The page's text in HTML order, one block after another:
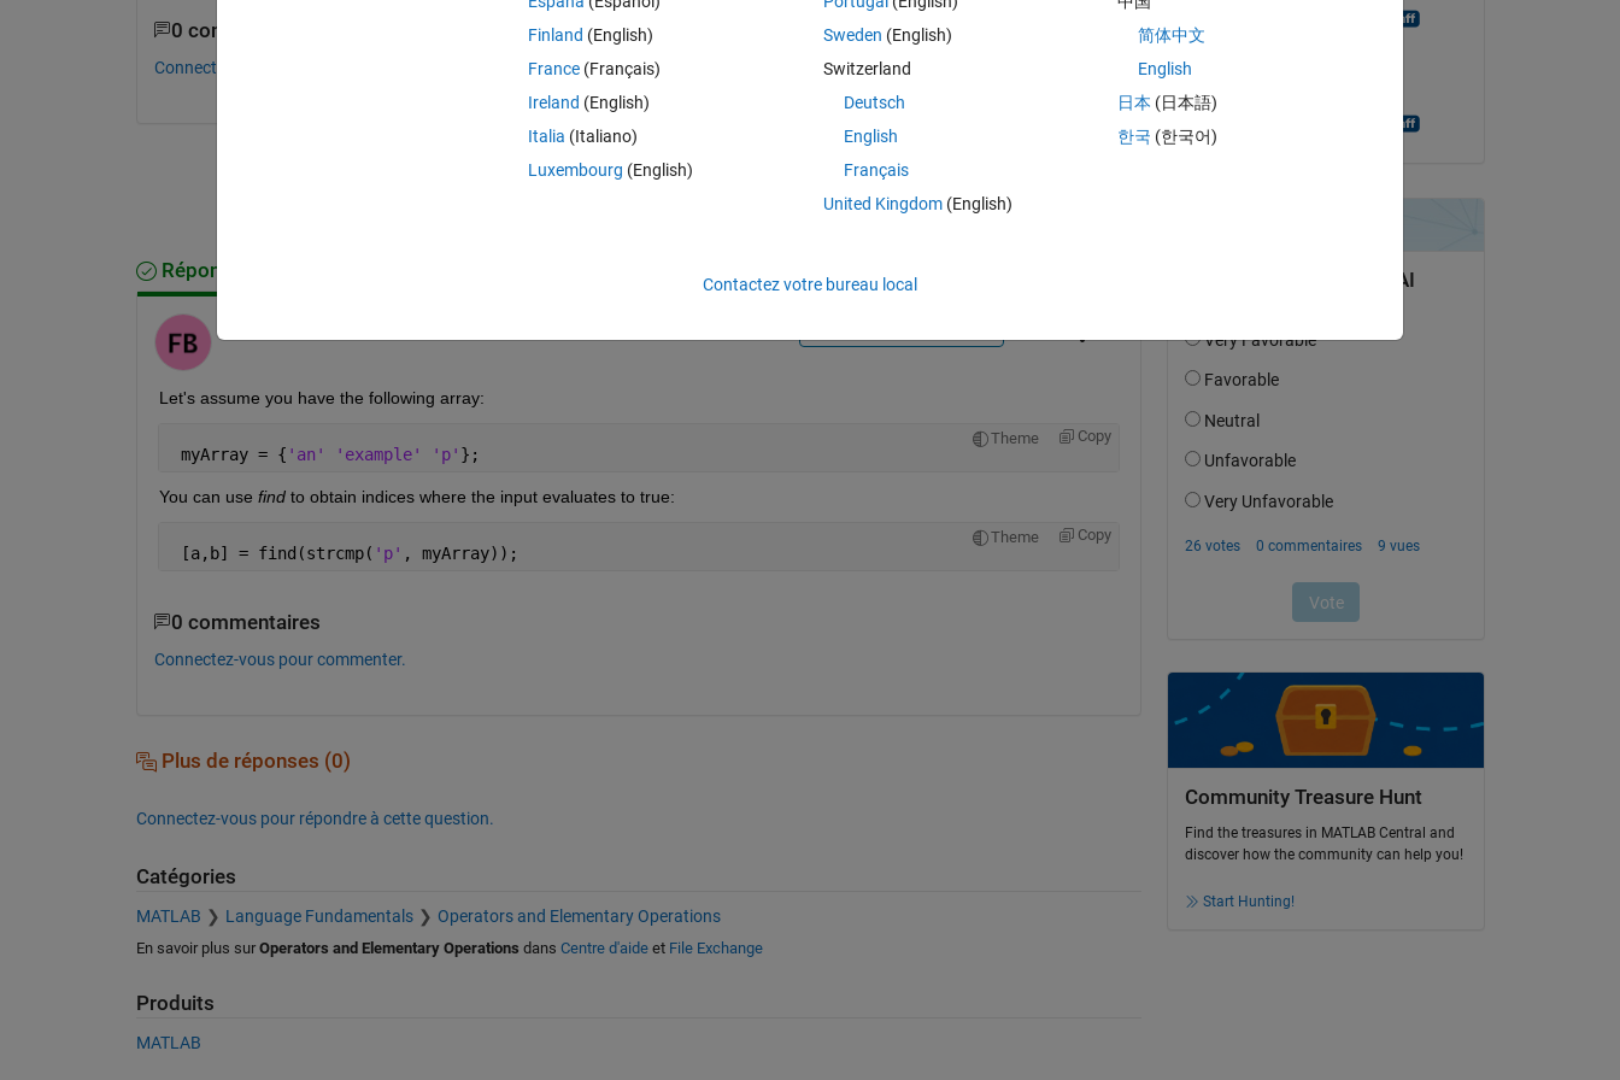
0 commentaires
Connectez-vous pour commenter.
Connectez-vous pour répondre à cette question.
PartagerConnectez-vous pour suivre l’activité
Réponse acceptée
Let's assume you have the following array:
Theme Copy
myArray = { 'an' 'example' 'p' };
You can use find to obtain indices where the input evaluates to true:
Theme Copy
[a,b] = find(strcmp( 'p' , myArray));
0 commentaires
Connectez-vous pour commenter.
Plus de réponses (0)
Connectez-vous pour répondre à cette question.
Catégories
MATLAB Language Fundamentals Operators and Elementary Operations
En savoir plus sur Operators and Elementary Operations dans Centre d'aideet File Exchange
Produits
MATLAB
le 2 Nov 2018
Acceptée :
Community Treasure Hunt
Find the treasures in MATLAB Central and
discover how the community can help you!
Start Hunting!
Finland (English)
France (Français)
Ireland (English)
Italia (Italiano)
Luxembourg (English)
Sweden (English)
Switzerland
Deutsch
English
Français
United Kingdom(English)
简体中文
English
日本 (日本語)
한국 (한국어)
Contactez votre bureau local